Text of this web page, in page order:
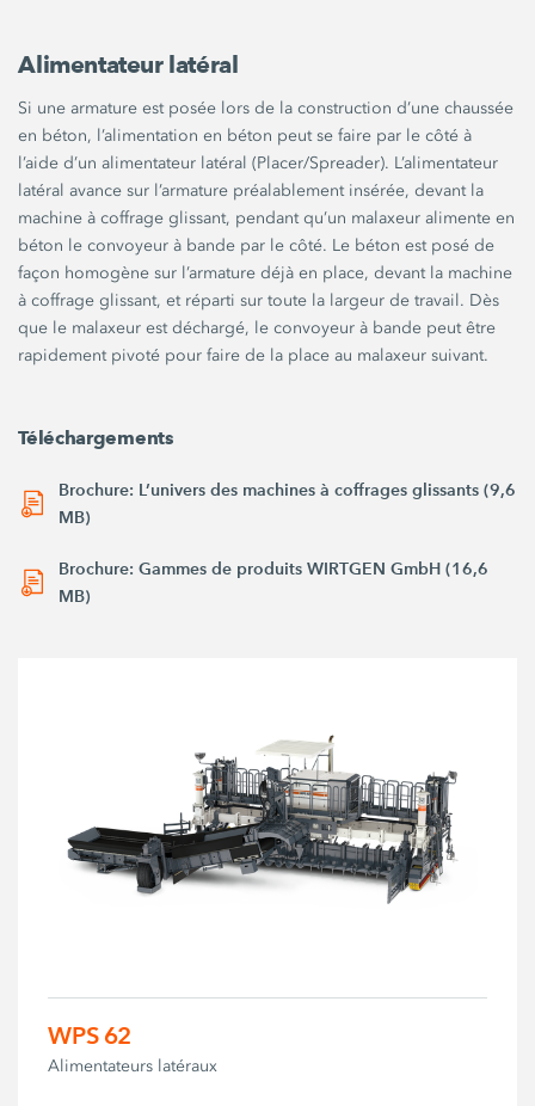
Alimentateur latéral
Si une armature est posée lors de la construction d’une chaussée
en béton, l’alimentation en béton peut se faire par le côté à
l’aide d’un alimentateur latéral (Placer/Spreader). L’alimentateur
latéral avance sur l’armature préalablement insérée, devant la
machine à coffrage glissant, pendant qu’un malaxeur alimente en
béton le convoyeur à bande par le côté. Le béton est posé de
façon homogène sur l’armature déjà en place, devant la machine
à coffrage glissant, et réparti sur toute la largeur de travail. Dès
que le malaxeur est déchargé, le convoyeur à bande peut être
rapidement pivoté pour faire de la place au malaxeur suivant.
Téléchargements
Brochure: L’univers des machines à coffrages glissants (9,6
MB)
Brochure: Gammes de produits WIRTGEN GmbH (16,6
MB)
WPS 62
Alimentateurs latéraux